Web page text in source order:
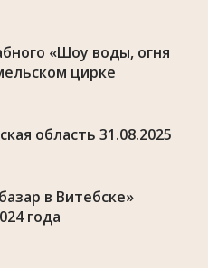
«Шоу воды, огня
цирке
область 31.08.2025
в Витебске»
года